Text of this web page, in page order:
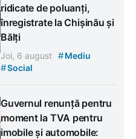
ridicate de poluanți,
înregistrate la Chișinău și
Bălți
Joi, 6 august #Mediu
#Social
Guvernul renunță pentru
moment la TVA pentru
imobile și automobile: